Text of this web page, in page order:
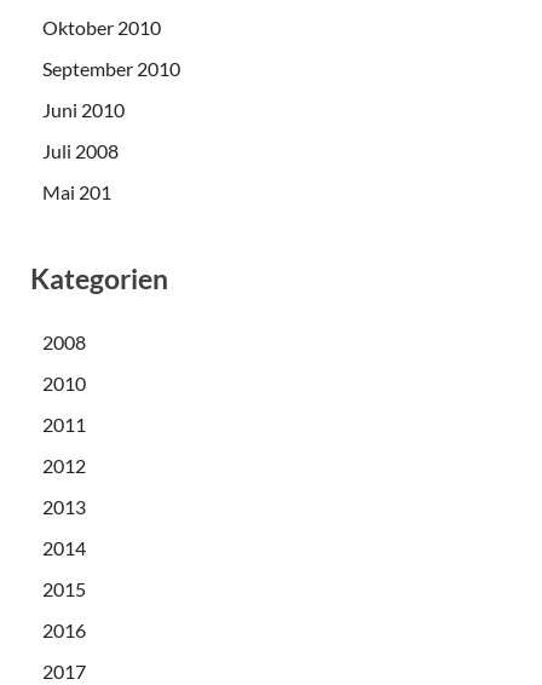
Oktober 2010
September 2010
Juni 2010
Juli 2008
Mai 201
Kategorien
2008
2010
2011
2012
2013
2014
2015
2016
2017